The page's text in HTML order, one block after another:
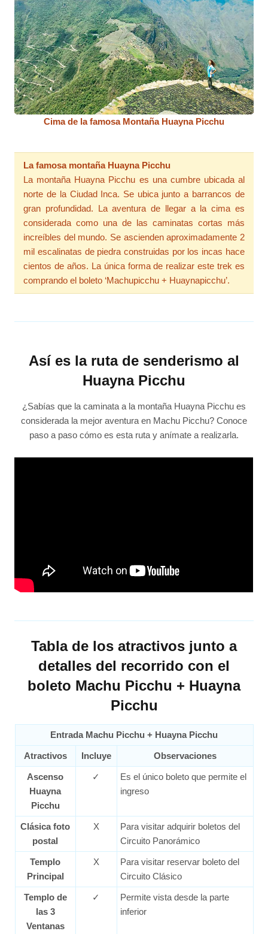
Cima de la famosa Montaña Huayna Picchu
La famosa montaña Huayna Picchu
La montaña Huayna Picchu es una cumbre ubicada al
norte de la Ciudad Inca. Se ubica junto a barrancos de
gran profundidad. La aventura de llegar a la cima es
considerada como una de las caminatas cortas más
increíbles del mundo. Se ascienden aproximadamente 2
mil escalinatas de piedra construidas por los incas hace
cientos de años. La única forma de realizar este trek es
comprando el boleto ‘Machupicchu + Huaynapicchu’.
Así es la ruta de senderismo al
Huayna Picchu
¿Sabías que la caminata a la montaña Huayna Picchu es
considerada la mejor aventura en Machu Picchu? Conoce
paso a paso cómo es esta ruta y anímate a realizarla.
Tabla de los atractivos junto a
detalles del recorrido con el
boleto Machu Picchu + Huayna
Picchu
Entrada Machu Picchu + Huayna Picchu
Atractivos Incluye Observaciones
Ascenso
Huayna
Picchu
✓
Es el único boleto que permite el
ingreso
Clásica foto
postal
X
Para visitar adquirir boletos del
Circuito Panorámico
Templo
Principal
X
Para visitar reservar boleto del
Circuito Clásico
Templo de
las 3
Ventanas
✓
Permite vista desde la parte
inferior